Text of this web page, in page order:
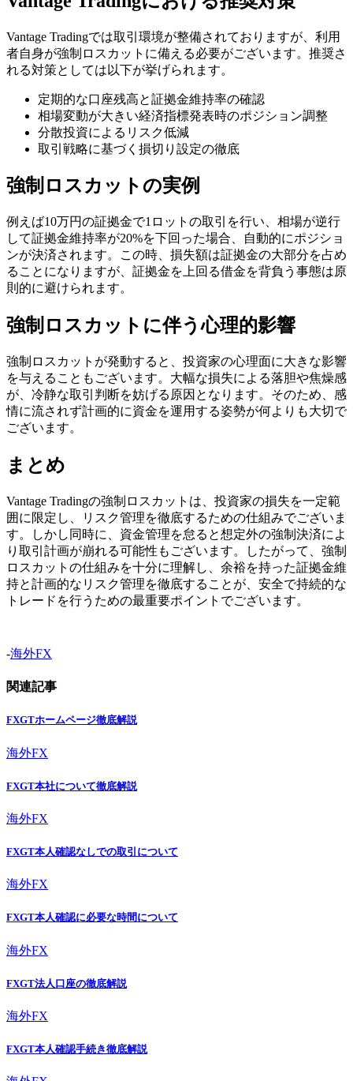
Vantage Tradingでは取引環境が整備されておりますが、利用
者自身が強制ロスカットに備える必要がございます。推奨さ
れる対策としては以下が挙げられます。
定期的な口座残高と証拠金維持率の確認
相場変動が大きい経済指標発表時のポジション調整
分散投資によるリスク低減
取引戦略に基づく損切り設定の徹底
強制ロスカットの実例
例えば10万円の証拠金で1ロットの取引を行い、相場が逆行
して証拠金維持率が20%を下回った場合、自動的にポジショ
ンが決済されます。この時、損失額は証拠金の大部分を占め
ることになりますが、証拠金を上回る借金を背負う事態は原
則的に避けられます。
強制ロスカットに伴う心理的影響
強制ロスカットが発動すると、投資家の心理面に大きな影響
を与えることもございます。大幅な損失による落胆や焦燥感
が、冷静な取引判断を妨げる原因となります。そのため、感
情に流されず計画的に資金を運用する姿勢が何よりも大切で
ございます。
まとめ
Vantage Tradingの強制ロスカットは、投資家の損失を一定範
囲に限定し、リスク管理を徹底するための仕組みでございま
す。しかし同時に、資金管理を怠ると想定外の強制決済によ
り取引計画が崩れる可能性もございます。したがって、強制
ロスカットの仕組みを十分に理解し、余裕を持った証拠金維
持と計画的なリスク管理を徹底することが、安全で持続的な
トレードを行うための最重要ポイントでございます。
-海外FX
関連記事
FXGTホームページ徹底解説
海外FX
FXGT本社について徹底解説
海外FX
FXGT本人確認なしでの取引について
海外FX
FXGT本人確認に必要な時間について
海外FX
FXGT法人口座の徹底解説
海外FX
FXGT本人確認手続き徹底解説